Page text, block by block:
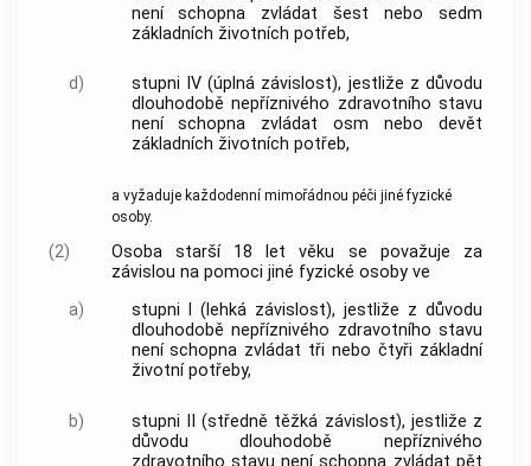
není schopna zvládat šest nebo sedm
základních životních potřeb,
d)
stupni IV (úplná závislost), jestliže z důvodu
dlouhodobě nepříznivého zdravotního stavu
není schopna zvládat osm nebo devět
základních životních potřeb,
a vyžaduje každodenní mimořádnou péči jiné fyzické
osoby.
(2)
Osoba starší 18 let věku se považuje za
závislou na pomoci jiné fyzické osoby ve
a)
stupni I (lehká závislost), jestliže z důvodu
dlouhodobě nepříznivého zdravotního stavu
není schopna zvládat tři nebo čtyři základní
životní potřeby,
b)
stupni II (středně těžká závislost), jestliže z
důvodu dlouhodobě nepříznivého
zdravotního stavu není schopna zvládat pět